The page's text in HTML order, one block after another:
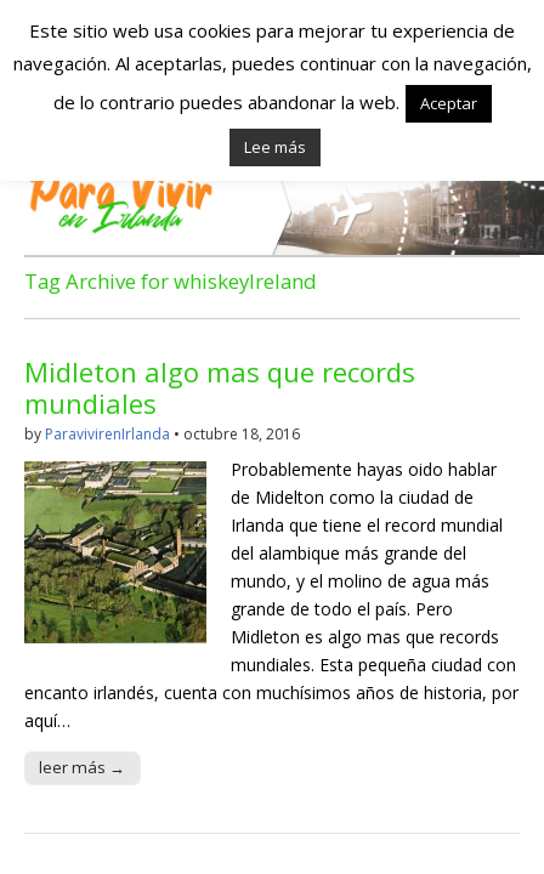
Españoles en
Irlanda – Vivir en
Irlanda – Trabajo
en Irlanda –
Alojamiento en
Irlanda
Blog dedicado a los que viven, estudian y trabajan en
Irlanda!
Tag Archive for whiskeyIreland
Midleton algo mas que records
mundiales
by ParavivirenIrlanda • octubre 18, 2016
Probablemente hayas oido hablar
de Midelton como la ciudad de
Irlanda que tiene el record mundial
del alambique más grande del
mundo, y el molino de agua más
grande de todo el país. Pero
Midleton es algo mas que records
mundiales. Esta pequeña ciudad con
encanto irlandés, cuenta con muchísimos años de historia, por
aquí…
leer más →
Este sitio web usa cookies para mejorar tu experiencia de
navegación. Al aceptarlas, puedes continuar con la navegación,
de lo contrario puedes abandonar la web.
Aceptar
Lee más